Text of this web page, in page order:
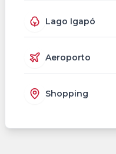
Lago Igapó
Aeroporto
Shopping